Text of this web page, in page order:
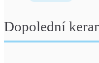
Dopolední